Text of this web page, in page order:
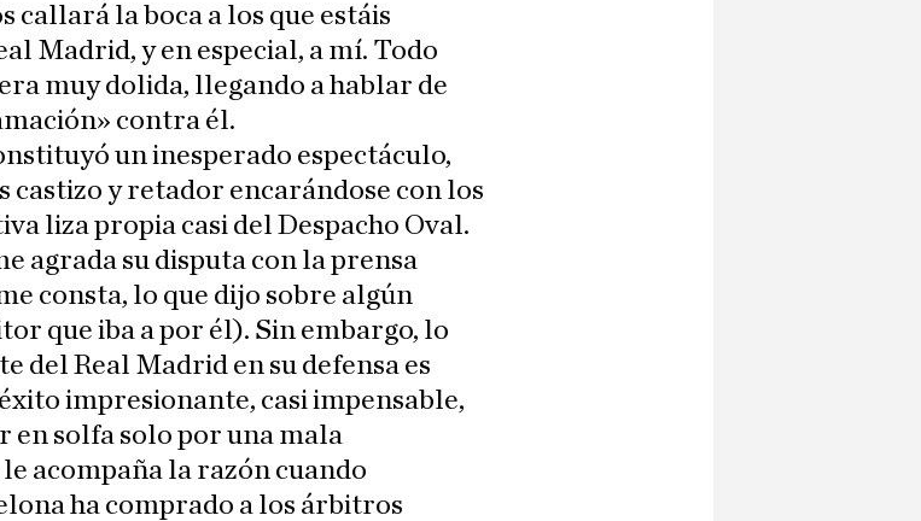
callará la boca a los que estáis
Madrid, y en especial, a mí. Todo
muy dolida, llegando a hablar de
contra él.
un inesperado espectáculo,
castizo y retador encarándose con los
liza propia casi del Despacho Oval.
agrada su disputa con la prensa
consta, lo que dijo sobre algún
que iba a por él). Sin embargo, lo
del Real Madrid en su defensa es
impresionante, casi impensable,
en solfa solo por una mala
acompaña la razón cuando
ha comprado a los árbitros